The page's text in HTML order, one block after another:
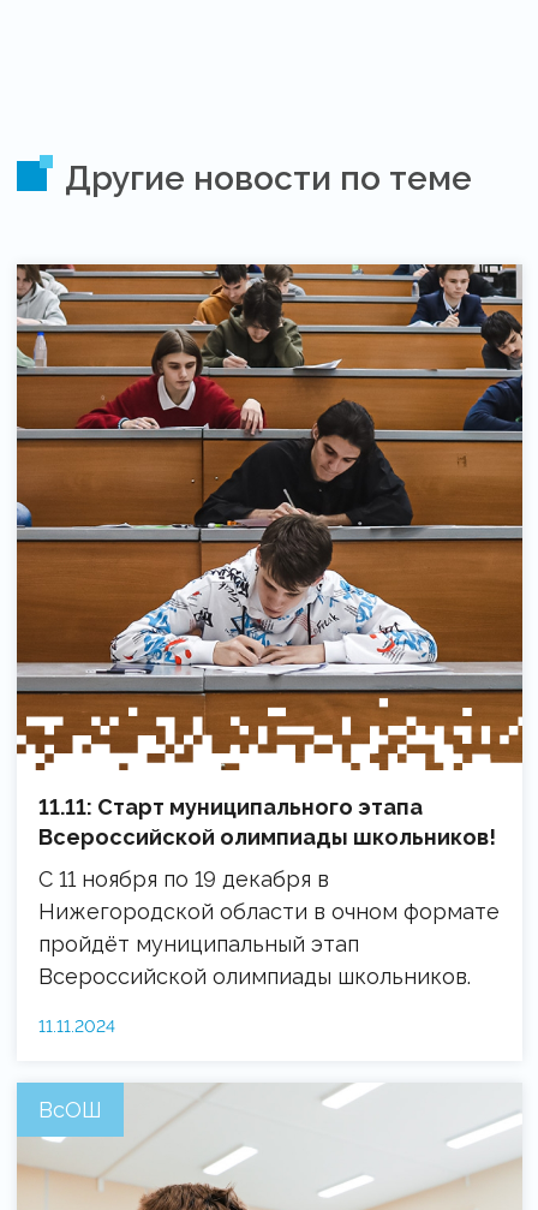
Другие новости по теме
11.11: Старт муниципального этапа
Всероссийской олимпиады школьников!
С 11 ноября по 19 декабря в
Нижегородской области в очном формате
пройдёт муниципальный этап
Всероссийской олимпиады школьников.
11.11.2024
ВсОШ